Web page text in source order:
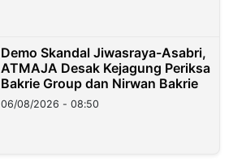
Demo Skandal Jiwasraya-Asabri,
ATMAJA Desak Kejagung Periksa
Bakrie Group dan Nirwan Bakrie
06/08/2026 - 08:50